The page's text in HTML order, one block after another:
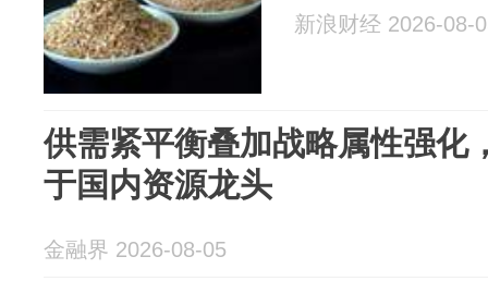
新浪财经 2026-08-
供需紧平衡叠加战略属性强化
于国内资源龙头
金融界 2026-08-05